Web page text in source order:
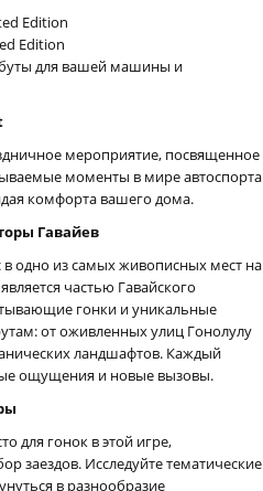
Edition
Edition
для вашей машины и
мероприятие, посвященное
моменты в мире автоспорта
комфорта вашего дома.
Гавайев
в одно из самых живописных мест на
частью Гавайского
гонки и уникальные
от оживленных улиц Гонолулу
ландшафтов. Каждый
ощущения и новые вызовы.
для гонок в этой игре,
заездов. Исследуйте тематические
в разнообразие